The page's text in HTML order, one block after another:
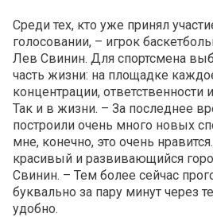
Среди тех, кто уже принял
голосовании, – игрок
Лев Свинин. Для спортсмена
часть жизни: на площадке
концентрации, ответственности
Так и в жизни. – За последнее
построили очень много новых
мне, конечно, это очень
красивый и развивающийся
Свинин. – Тем более сейчас
буквально за пару минут через
удобно.